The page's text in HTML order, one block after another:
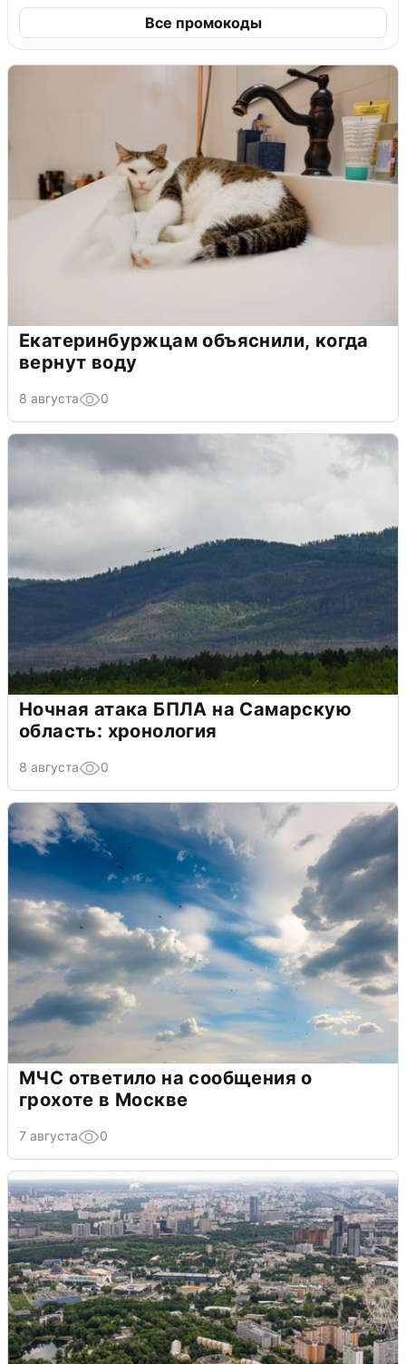
Все промокоды
Екатеринбуржцам объяснили, когда
вернут воду
8 августа 0
Ночная атака БПЛА на Самарскую
область: хронология
8 августа 0
МЧС ответило на сообщения о
грохоте в Москве
7 августа 0